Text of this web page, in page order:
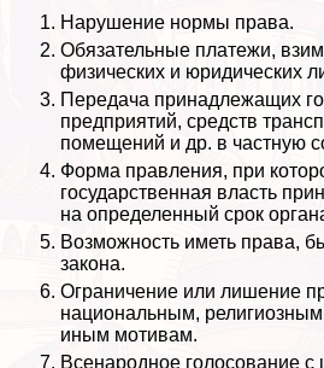
Нарушение нормы права.
Обязательные платежи,
физических и юридических
Передача принадлежащих
предприятий, средств
помещений и др. в частную
Форма правления, при
государственная власть
на определенный срок
Возможность иметь права,
закона.
Ограничение или лишение
национальным,
иным мотивам.
Всенародное голосование